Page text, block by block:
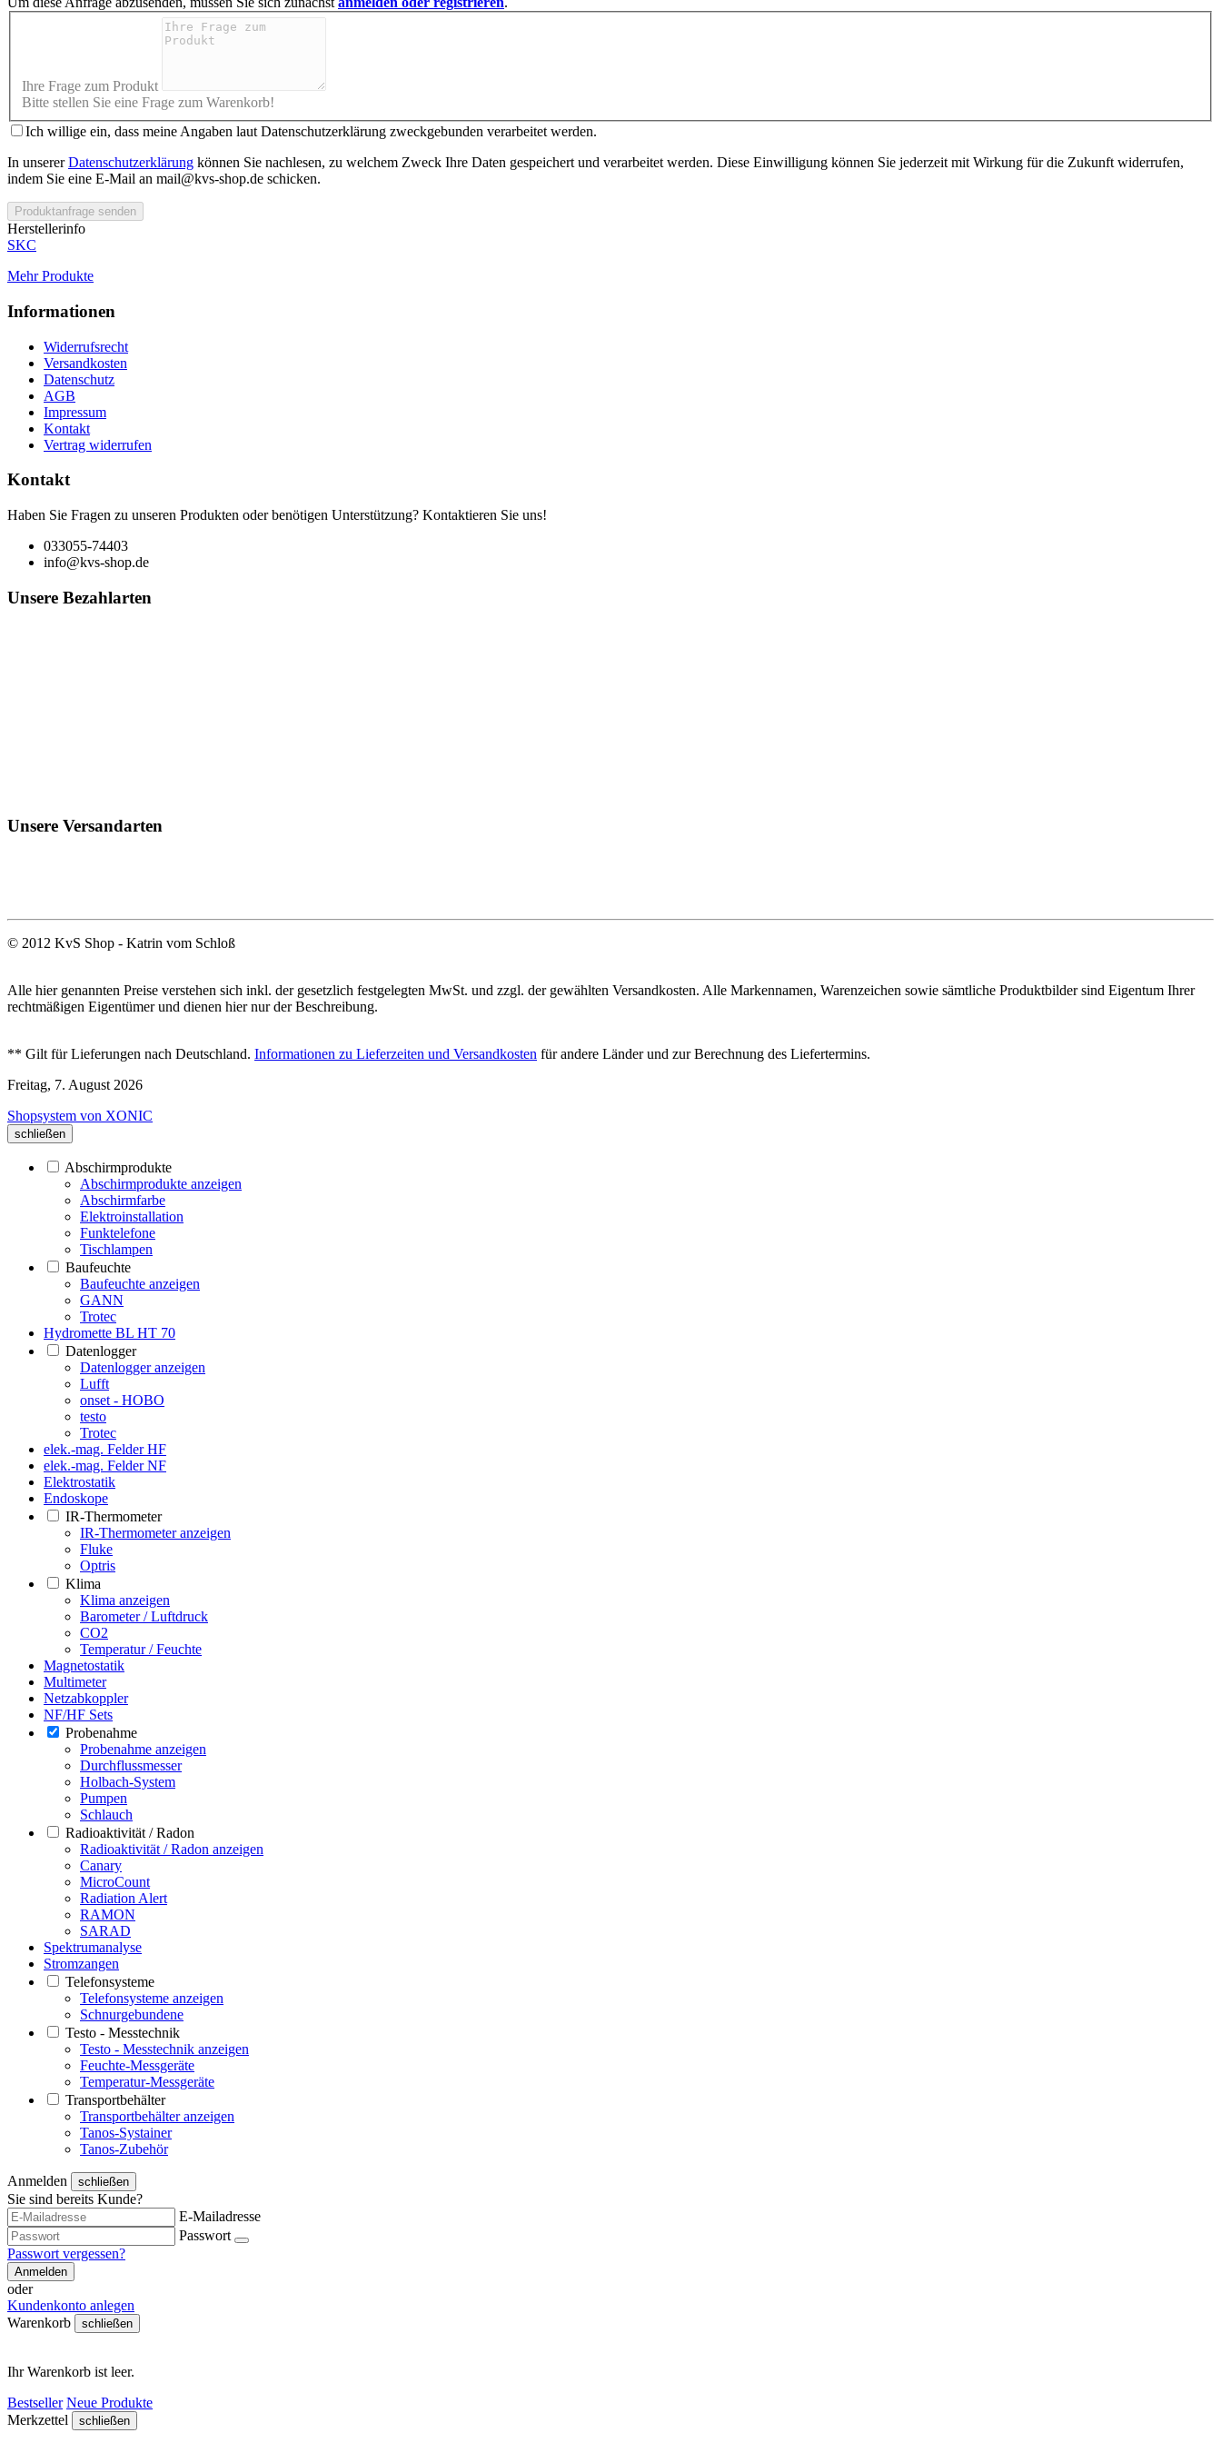
Ihre Frage zum Produkt
Bitte stellen Sie eine Frage zum Warenkorb!
Ich willige ein, dass meine Angaben laut Datenschutzerklärung zweckgebunden verarbeitet werden.
In unsererDatenschutzerklärung können Sie nachlesen, zu welchem Zweck Ihre Daten gespeichert und verarbeitet werden. Diese Einwilligung können Sie jederzeit mit Wirkung für die Zukunft widerrufen,
indem Sie eine E-Mail an mail@kvs-shop.de schicken.
Produktanfrage senden
Herstellerinfo
SKC
Mehr Produkte
Informationen
Widerrufsrecht
Versandkosten
Datenschutz
AGB
Impressum
Kontakt
Vertrag widerrufen
Kontakt
Haben Sie Fragen zu unseren Produkten oder benötigen Unterstützung? Kontaktieren Sie uns!
033055-74403
info@kvs-shop.de
Unsere Bezahlarten
Unsere Versandarten
© 2012 KvS Shop - Katrin vom Schloß
Alle hier genannten Preise verstehen sich inkl. der gesetzlich festgelegten MwSt. und zzgl. der gewählten Versandkosten. Alle Markennamen, Warenzeichen sowie sämtliche Produktbilder sind Eigentum Ihrer
rechtmäßigen Eigentümer und dienen hier nur der Beschreibung.
** Gilt für Lieferungen nach Deutschland. Informationen zu Lieferzeiten und Versandkosten für andere Länder und zur Berechnung des Liefertermins.
Freitag, 7. August 2026
Shopsystem von XONIC
schließen
Abschirmprodukte
Abschirmprodukte anzeigen
Abschirmfarbe
Elektroinstallation
Funktelefone
Tischlampen
Baufeuchte
Baufeuchte anzeigen
GANN
Trotec
Hydromette BL HT 70
Datenlogger
Datenlogger anzeigen
Lufft
onset - HOBO
testo
Trotec
elek.-mag. Felder HF
elek.-mag. Felder NF
Elektrostatik
Endoskope
IR-Thermometer
IR-Thermometer anzeigen
Fluke
Optris
Klima
Klima anzeigen
Barometer / Luftdruck
CO2
Temperatur / Feuchte
Magnetostatik
Multimeter
Netzabkoppler
NF/HF Sets
Probenahme
Probenahme anzeigen
Durchflussmesser
Holbach-System
Pumpen
Schlauch
Radioaktivität / Radon
Radioaktivität / Radon anzeigen
Canary
MicroCount
Radiation Alert
RAMON
SARAD
Spektrumanalyse
Stromzangen
Telefonsysteme
Telefonsysteme anzeigen
Schnurgebundene
Testo - Messtechnik
Testo - Messtechnik anzeigen
Feuchte-Messgeräte
Temperatur-Messgeräte
Transportbehälter
Transportbehälter anzeigen
Tanos-Systainer
Tanos-Zubehör
Anmelden schließen
Sie sind bereits Kunde?
E-Mailadresse
Passwort
Passwort vergessen?
Anmelden
oder
Kundenkonto anlegen
Warenkorb
schließen
Ihr Warenkorb ist leer.
Bestseller Neue Produkte
Merkzettel
schließen